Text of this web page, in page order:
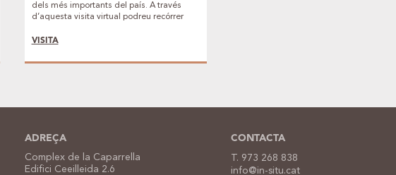
dels més importants del país. A través
d’aquesta visita virtual podreu recórrer
VISITA
ADREÇA
Complex de la Caparrella
Edifici Ceeilleida 2.6
CONTACTA
T. 973 268 838
info@in-situ.cat